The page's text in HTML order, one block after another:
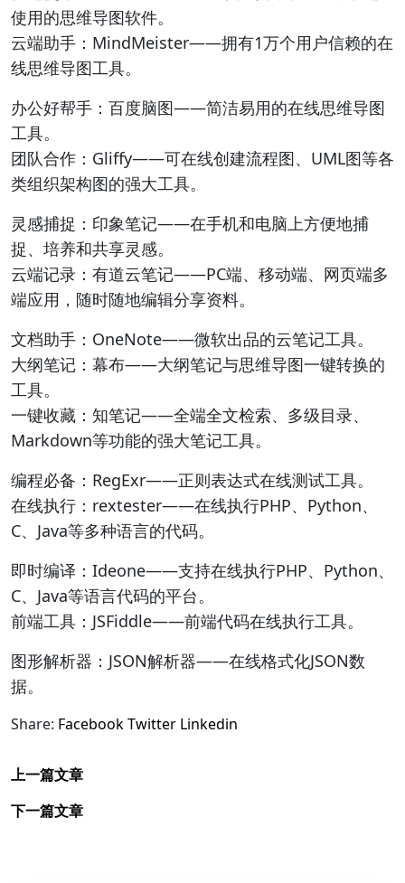
使用的思维导图软件。
云端助手：MindMeister——拥有1万个用户信赖的在
线思维导图工具。
办公好帮手：百度脑图——简洁易用的在线思维导图
工具。
团队合作：Gliffy——可在线创建流程图、UML图等各
类组织架构图的强大工具。
灵感捕捉：印象笔记——在手机和电脑上方便地捕
捉、培养和共享灵感。
云端记录：有道云笔记——PC端、移动端、网页端多
端应用，随时随地编辑分享资料。
文档助手：OneNote——微软出品的云笔记工具。
大纲笔记：幕布——大纲笔记与思维导图一键转换的
工具。
一键收藏：知笔记——全端全文检索、多级目录、
Markdown等功能的强大笔记工具。
编程必备：RegExr——正则表达式在线测试工具。
在线执行：rextester——在线执行PHP、Python、
C、Java等多种语言的代码。
即时编译：Ideone——支持在线执行PHP、Python、
C、Java等语言代码的平台。
前端工具：JSFiddle——前端代码在线执行工具。
图形解析器：JSON解析器——在线格式化JSON数
据。
Share: FacebookTwitter Linkedin
上一篇文章
下一篇文章